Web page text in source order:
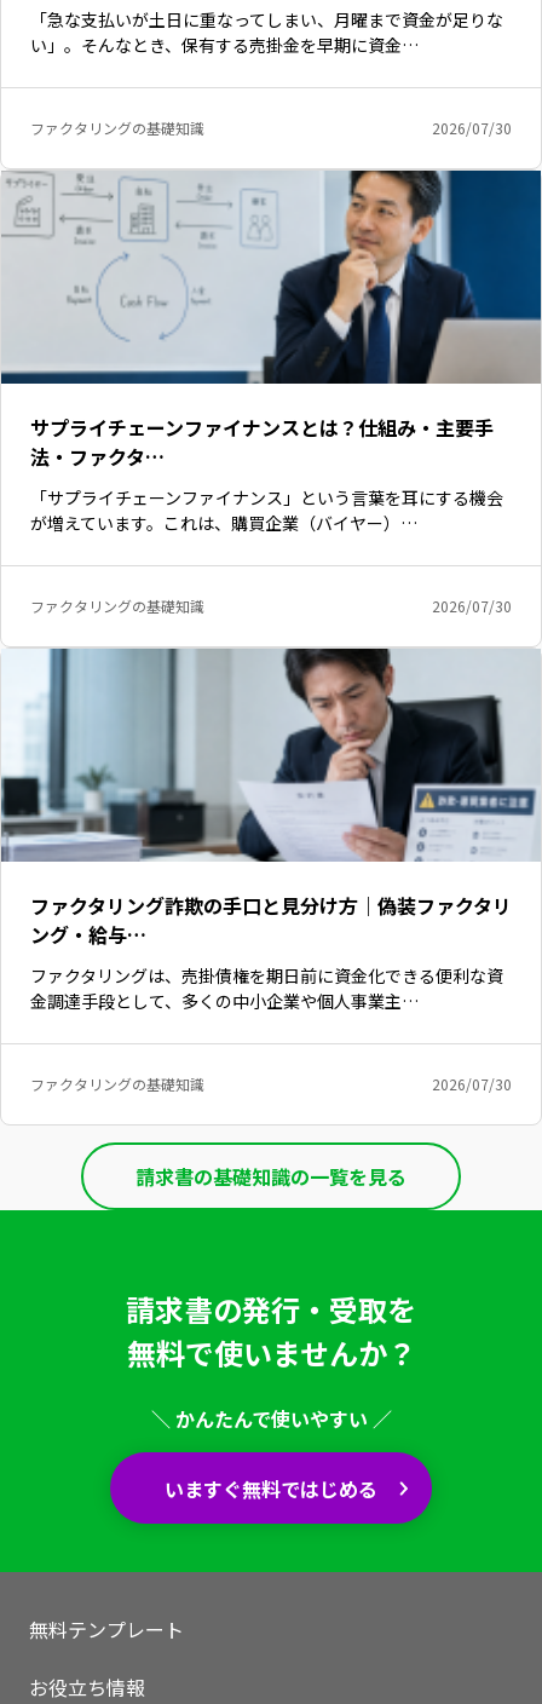
「急な支払いが土日に重なってしまい、月曜まで資金が足りな
い」。そんなとき、保有する売掛金を早期に資金…
ファクタリングの基礎知識 2026/07/30
サプライチェーンファイナンスとは？仕組み・主要手
法・ファクタ…
「サプライチェーンファイナンス」という言葉を耳にする機会
が増えています。これは、購買企業（バイヤー）…
ファクタリングの基礎知識 2026/07/30
ファクタリング詐欺の手口と見分け方｜偽装ファクタリ
ング・給与…
ファクタリングは、売掛債権を期日前に資金化できる便利な資
金調達手段として、多くの中小企業や個人事業主…
ファクタリングの基礎知識 2026/07/30
請求書の基礎知識の一覧を見る
請求書の発行・受取を
無料で使いませんか？
＼ かんたんで使いやすい ／
いますぐ無料ではじめる
無料テンプレート
お役立ち情報